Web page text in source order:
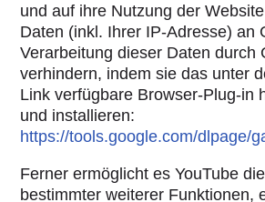
und auf ihre Nutzung der
Daten (inkl. Ihrer IP-Adresse) an
Verarbeitung dieser Daten durch
verhindern, indem sie das unter
Link verfügbare Browser-Plug-in
und installieren:
https://tools.google.com/dlpage/
Ferner ermöglicht es YouTube
bestimmter weiterer Funktionen,